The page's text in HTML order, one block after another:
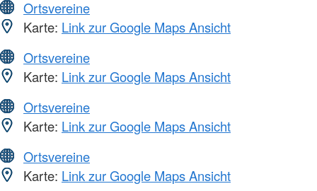
Ortsvereine
Karte: Link zur Google Maps Ansicht
Ortsvereine
Karte: Link zur Google Maps Ansicht
Ortsvereine
Karte: Link zur Google Maps Ansicht
Ortsvereine
Karte: Link zur Google Maps Ansicht